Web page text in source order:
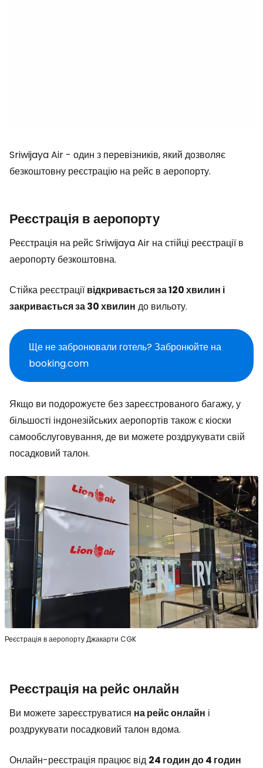
Sriwijaya Air - один з перевізників, який дозволяє
безкоштовну реєстрацію на рейс в аеропорту.
Реєстрація в аеропорту
Реєстрація на рейс Sriwijaya Air на стійці реєстрації в
аеропорту безкоштовна.
Стійка реєстраціївідкривається за 120 хвилин і
закривається за 30 хвилин до вильоту.
Ще не забронювали готель? Забронюйте на
booking.com
Якщо ви подорожуєте без зареєстрованого багажу, у
більшості індонезійських аеропортів також є кіоски
самообслуговування, де ви можете роздрукувати свій
посадковий талон.
Реєстрація в аеропорту Джакарти CGK
Реєстрація на рейс онлайн
Ви можете зареєструватися на рейс онлайн і
роздрукувати посадковий талон вдома.
Онлайн-реєстрація працює від 24 годин до 4 годин